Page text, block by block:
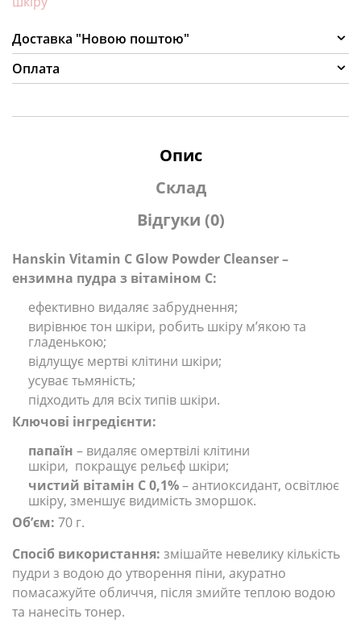
Доставка "Новою поштою"
Оплата
Опис
Склад
Відгуки (0)
Hanskin Vitamin C Glow Powder Cleanser –
ензимна пудра з вітаміном С:
ефективно видаляє забруднення;
вирівнює тон шкіри, робить шкіру мʼякою та
гладенькою;
відлущує мертві клітини шкіри;
усуває тьмяність;
підходить для всіх типів шкіри.
Ключові інгредієнти:
папаїн – видаляє омертвілі клітини
шкіри, покращує рельєф шкіри;
чистий вітамін С 0,1%– антиоксидант, освітлює
шкіру, зменшує видимість зморшок.
Обʼєм: 70 г.
Спосіб використання: змішайте невелику кількість
пудри з водою до утворення піни, акуратно
помасажуйте обличчя, після змийте теплою водою
та нанесіть тонер.